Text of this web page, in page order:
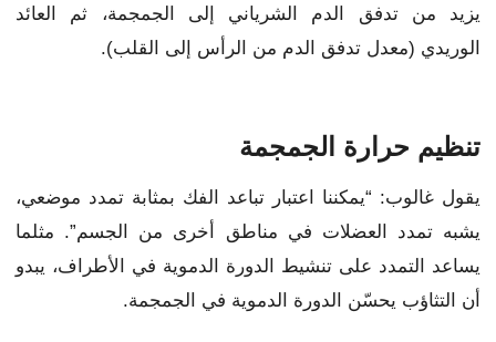
يزيد من تدفق الدم الشرياني إلى الجمجمة، ثم العائد
الوريدي (معدل تدفق الدم من الرأس إلى القلب).
تنظيم حرارة الجمجمة
يقول غالوب: “يمكننا اعتبار تباعد الفك بمثابة تمدد موضعي،
يشبه تمدد العضلات في مناطق أخرى من الجسم”. مثلما
يساعد التمدد على تنشيط الدورة الدموية في الأطراف، يبدو
أن التثاؤب يحسّن الدورة الدموية في الجمجمة.